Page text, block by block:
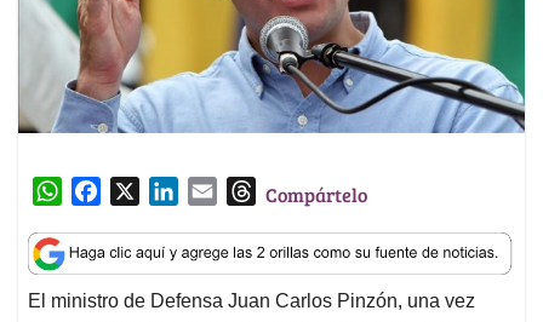
W
a
t
s
c
e
b
n
k
e
a
i
l
T
r
e
a
Compártelo
El ministro de Defensa Juan Carlos Pinzón, una vez